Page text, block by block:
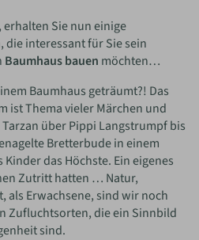
erhalten Sie nun einige
interessant für Sie sein
Baumhaus bauen möchten…
Baumhaus geträumt?! Das
ist Thema vieler Märchen und
über Pippi Langstrumpf bis
Bretterbude in einem
das Höchste. Ein eigenes
Zutritt hatten … Natur,
Erwachsene, sind wir noch
Zufluchtsorten, die ein Sinnbild
sind.